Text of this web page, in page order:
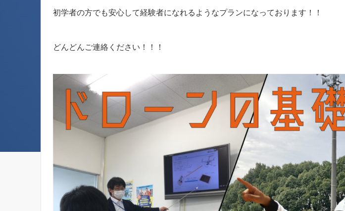
初学者の方でも安心して経験者になれるようなプランになっております！！
どんどんご連絡ください！！！